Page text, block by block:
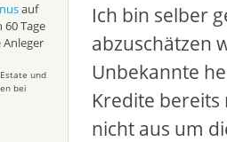
Ich bin selber
abzuschätzen
Unbekannte
Kredite bereits
nicht aus um
auf
Tage
Anleger
und
bei